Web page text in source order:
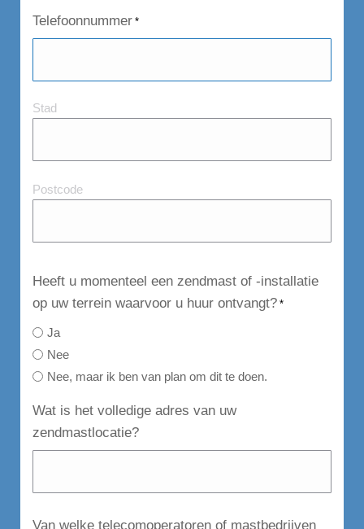
Telefoonnummer *
Stad
Stad
Postcode
Heeft u momenteel een zendmast of -installatie
op uw terrein waarvoor u huur ontvangt? *
Ja
Nee
Nee, maar ik ben van plan om dit te doen.
Wat is het volledige adres van uw
zendmastlocatie?
Van welke telecomoperatoren of mastbedrijven